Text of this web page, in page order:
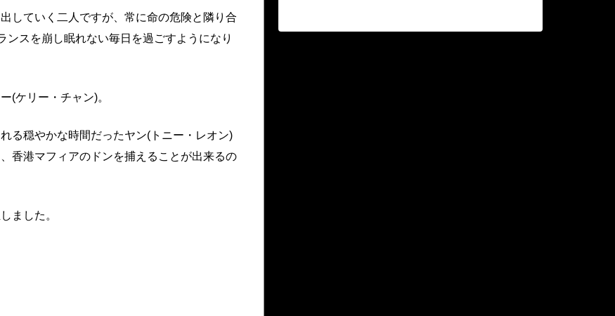
していく二人ですが、常に命の危険と隣り合
スを崩し眠れない毎日を過ごすようになり
(ケリー・チャン)。
る穏やかな時間だったヤン(トニー・レオン)
香港マフィアのドンを捕えることが出来るの
ました。